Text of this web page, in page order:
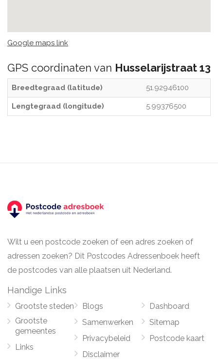
Google maps link
GPS coordinaten van Husselarijstraat 13
Breedtegraad (latitude) 51.92946100
Lengtegraad (longitude) 5.99376500
Wilt u een postcode zoeken of een adres zoeken of
adressen zoeken? Dit Postcodes Adressenboek heeft
de postcodes van alle plaatsen uit Nederland.
Handige Links
Grootste steden
Grootste
gemeentes
Links
Blogs
Samenwerken
Privacybeleid
Disclaimer
Dashboard
Sitemap
Postcode kaart